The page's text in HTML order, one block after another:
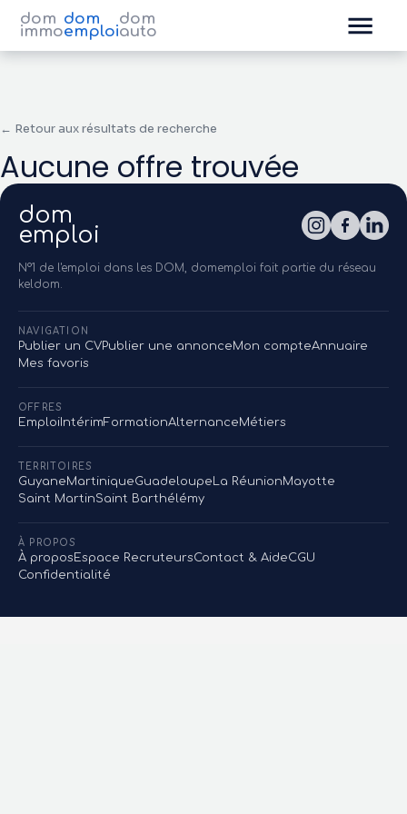
dom
immo
dom
emploi
dom
auto
← Retour aux résultats de recherche
Aucune offre trouvée
dom
emploi
N°1 de l'emploi dans les DOM, domemploi fait partie du réseau
keldom.
NAVIGATION
Publier un CVPublier une annonceMon compteAnnuaire
Mes favoris
OFFRES
EmploiIntérimFormationAlternanceMétiers
TERRITOIRES
GuyaneMartiniqueGuadeloupe La RéunionMayotte
Saint MartinSaint Barthélémy
À PROPOS
À propos Espace RecruteursContact & AideCGU
Confidentialité